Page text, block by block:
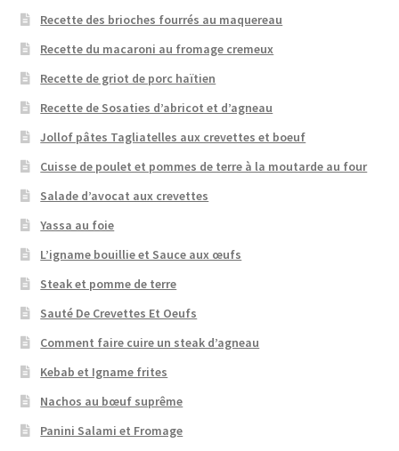
Recette des brioches fourrés au maquereau
Recette du macaroni au fromage cremeux
Recette de griot de porc haïtien
Recette de Sosaties d’abricot et d’agneau
Jollof pâtes Tagliatelles aux crevettes et boeuf
Cuisse de poulet et pommes de terre à la moutarde au four
Salade d’avocat aux crevettes
Yassa au foie
L’igname bouillie et Sauce aux œufs
Steak et pomme de terre
Sauté De Crevettes Et Oeufs
Comment faire cuire un steak d’agneau
Kebab et Igname frites
Nachos au bœuf suprême
Panini Salami et Fromage